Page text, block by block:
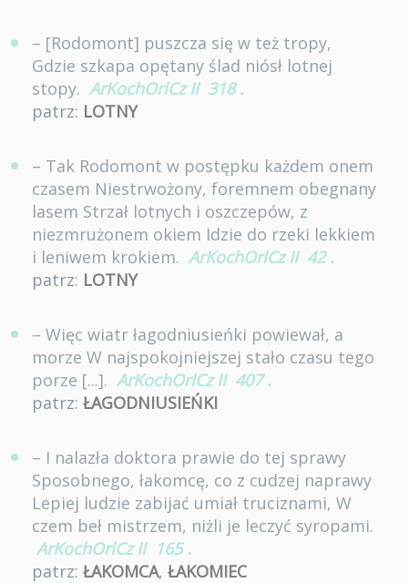
– [Rodomont] puszcza się w też tropy,
Gdzie szkapa opętany ślad niósł lotnej
stopy. ArKochOrlCz II 318 .
patrz: LOTNY
– Tak Rodomont w postępku każdem onem
czasem Niestrwożony, foremnem obegnany
lasem Strzał lotnych i oszczepów, z
niezmrużonem okiem Idzie do rzeki lekkiem
i leniwem krokiem. ArKochOrlCz II 42 .
patrz: LOTNY
– Więc wiatr łagodniusieńki powiewał, a
morze W najspokojniejszej stało czasu tego
porze [...]. ArKochOrlCz II 407 .
patrz: ŁAGODNIUSIEŃKI
– I nalazła doktora prawie do tej sprawy
Sposobnego, łakomcę, co z cudzej naprawy
Lepiej ludzie zabijać umiał truciznami, W
czem beł mistrzem, niżli je leczyć syropami.
ArKochOrlCz II 165 .
patrz: ŁAKOMCA, ŁAKOMIEC